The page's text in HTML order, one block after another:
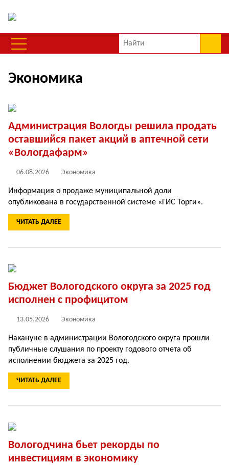
Экономика
Администрация Вологды решила продать
оставшийся пакет акций в аптечной сети
«Вологдафарм»
06.08.2026 Экономика
Информация о продаже муниципальной доли
опубликована в государственной системе «ГИС Торги».
ЧИТАТЬ ДАЛЕЕ
Бюджет Вологодского округа за 2025 год
исполнен с профицитом
13.05.2026 Экономика
Накануне в администрации Вологодского округа прошли
публичные слушания по проекту годового отчета об
исполнении бюджета за 2025 год.
ЧИТАТЬ ДАЛЕЕ
Вологодчина бьет рекорды по
инвестициям в экономику